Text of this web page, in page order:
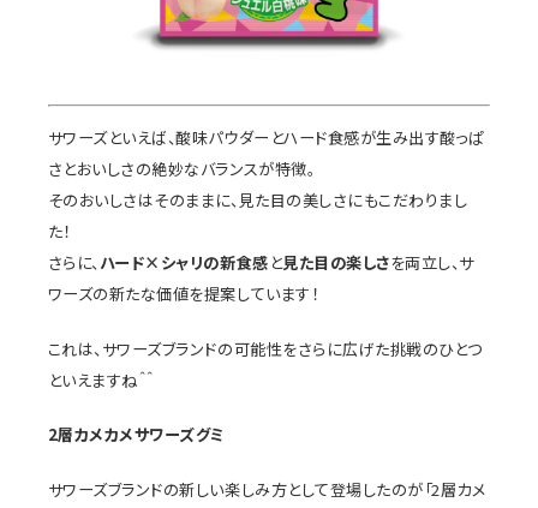
サワーズといえば、酸味パウダーとハード食感が生み出す酸っぱ
さとおいしさの絶妙なバランスが特徴。
そのおいしさはそのままに、見た目の美しさにもこだわりまし
た！
さらに、ハード×シャリの新食感 と見た目の楽しさを両立し、サ
ワーズの新たな価値を提案しています！
これは、サワーズブランドの可能性をさらに広げた挑戦のひとつ
といえますね＾＾
2層カメカメサワーズグミ
サワーズブランドの新しい楽しみ方として登場したのが「2層カメ